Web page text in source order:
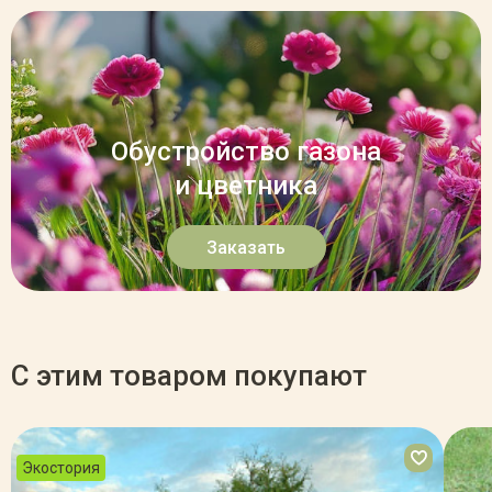
Обустройство газона
и цветника
Заказать
С этим товаром покупают
Экостория